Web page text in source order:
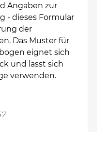
Angaben zur
- dieses Formular
der
Das Muster für
eignet sich
und lässt sich
verwenden.